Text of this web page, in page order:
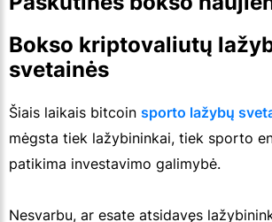
Bokso kriptovaliutų
svetainės
Šiais laikais bitcoin sporto lažybų
mėgsta tiek lažybininkai, tiek sporto
patikima investavimo galimybė.
Nesvarbu, ar esate atsidavęs